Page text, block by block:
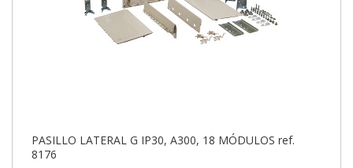
PASILLO LATERAL G IP30, A300, 18 MÓDULOS ref.
8176